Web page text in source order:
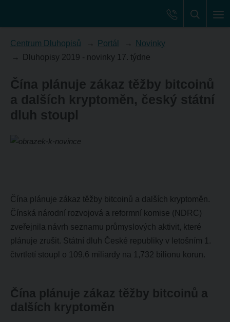
Centrum Dluhopisů Portál
Novinky
Dluhopisy 2019 - novinky 17. týdne
Čína plánuje zákaz těžby bitcoinů
a dalších kryptoměn, český státní
dluh stoupl
Čína plánuje zákaz těžby bitcoinů a dalších kryptoměn.
Čínská národní rozvojová a reformní komise (NDRC)
zveřejnila návrh seznamu průmyslových aktivit, které
plánuje zrušit. Státní dluh České republiky v letošním 1.
čtvrtletí stoupl o 109,6 miliardy na 1,732 bilionu korun.
Čína plánuje zákaz těžby bitcoinů a
dalších kryptoměn